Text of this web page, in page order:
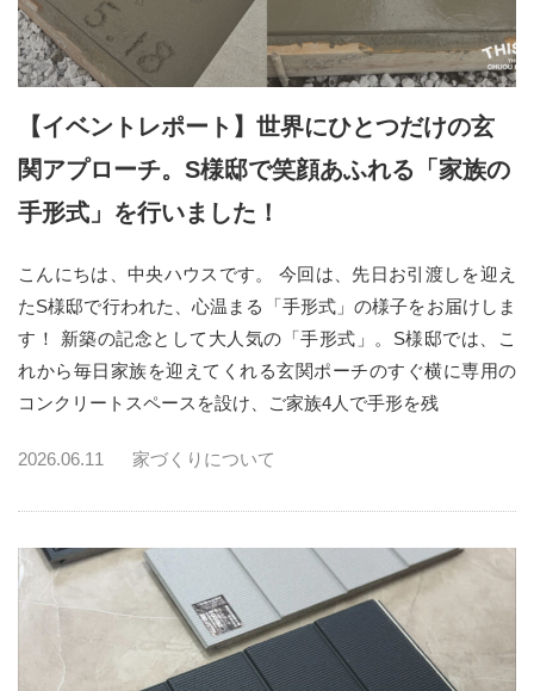
【イベントレポート】世界にひとつだけの玄
関アプローチ。S様邸で笑顔あふれる「家族の
手形式」を行いました！
こんにちは、中央ハウスです。 今回は、先日お引渡しを迎え
たS様邸で行われた、心温まる「手形式」の様子をお届けしま
す！ 新築の記念として大人気の「手形式」。S様邸では、こ
れから毎日家族を迎えてくれる玄関ポーチのすぐ横に専用の
コンクリートスペースを設け、ご家族4人で手形を残
2026.06.11 家づくりについて